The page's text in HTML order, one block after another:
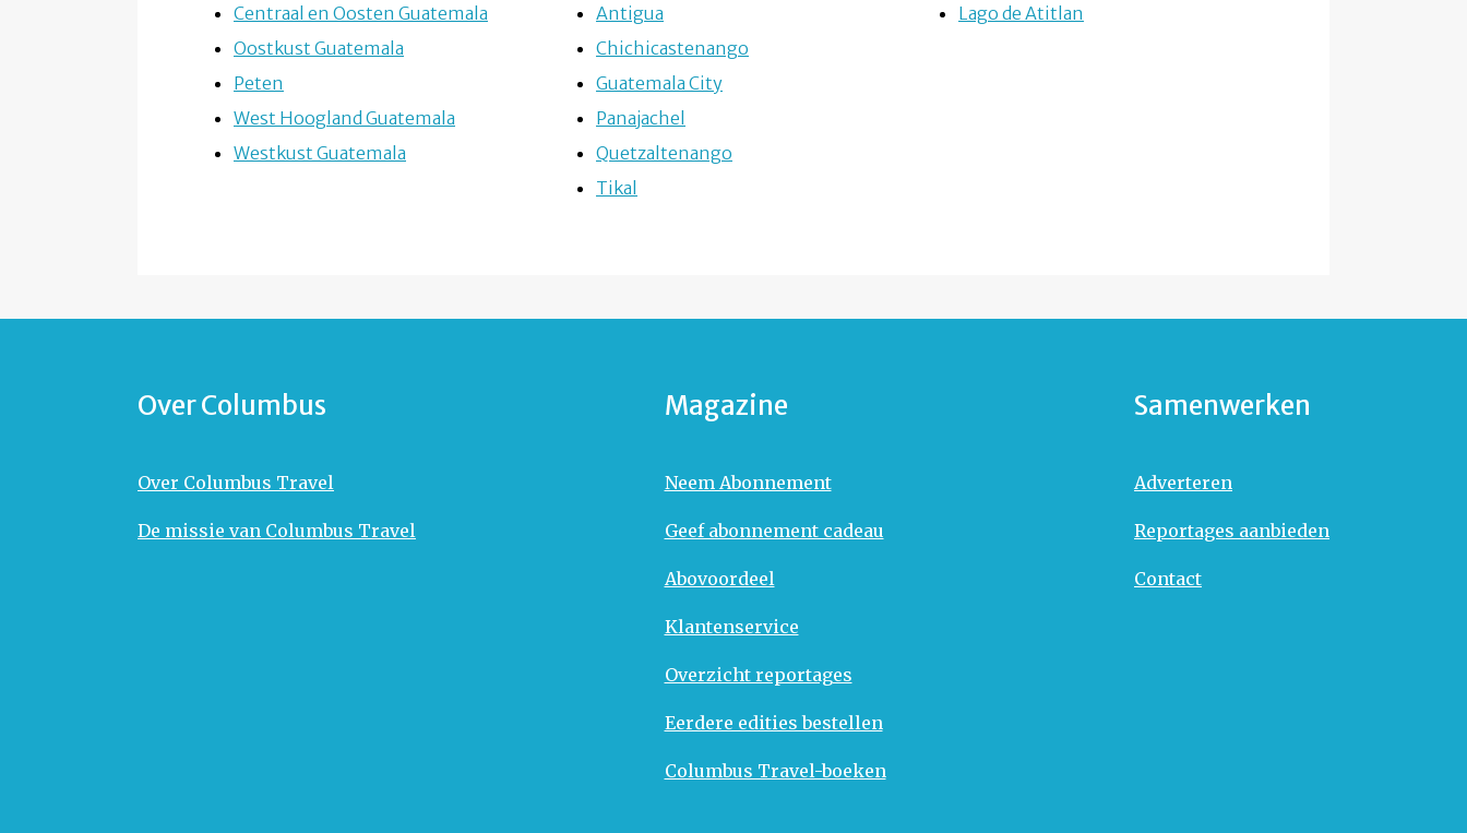
Centraal en Oosten Guatemala
Oostkust Guatemala
Peten
West Hoogland Guatemala
Westkust Guatemala
Antigua
Chichicastenango
Guatemala City
Panajachel
Quetzaltenango
Tikal
Lago de Atitlan
Over Columbus
Over Columbus Travel
De missie van Columbus Travel
Magazine
Neem Abonnement
Geef abonnement cadeau
Abovoordeel
Klantenservice
Overzicht reportages
Eerdere edities bestellen
Columbus Travel-boeken
Samenwerken
Adverteren
Reportages aanbieden
Contact